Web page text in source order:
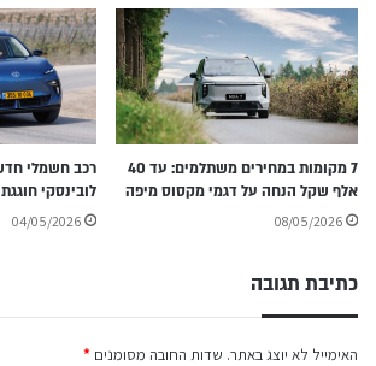
7 מקומות במחירים משתלמים: עד 40
אלף שקל הנחה על דגמי מקסוס מיפה
08/05/2026
לובינסקי חוגגת 90 שנים עם הטבות
04/05/2026
כתיבת תגובה
האימייל לא יוצג באתר. שדות החובה מסומנים *